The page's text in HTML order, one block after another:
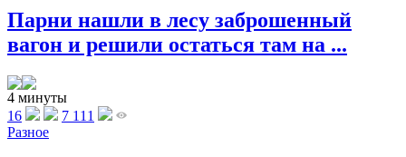
Парни нашли в лесу заброшенный
вагон и решили остаться там на ...
4 минуты
16
7 111
Разное